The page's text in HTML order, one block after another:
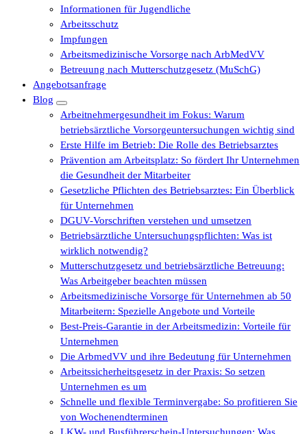
Informationen für Jugendliche
Arbeitsschutz
Impfungen
Arbeitsmedizinische Vorsorge nach ArbMedVV
Betreuung nach Mutterschutzgesetz (MuSchG)
Angebotsanfrage
Blog
Arbeitnehmergesundheit im Fokus: Warum
betriebsärztliche Vorsorgeuntersuchungen wichtig sind
Erste Hilfe im Betrieb: Die Rolle des Betriebsarztes
Prävention am Arbeitsplatz: So fördert Ihr Unternehmen
die Gesundheit der Mitarbeiter
Gesetzliche Pflichten des Betriebsarztes: Ein Überblick
für Unternehmen
DGUV-Vorschriften verstehen und umsetzen
Betriebsärztliche Untersuchungspflichten: Was ist
wirklich notwendig?
Mutterschutzgesetz und betriebsärztliche Betreuung:
Was Arbeitgeber beachten müssen
Arbeitsmedizinische Vorsorge für Unternehmen ab 50
Mitarbeitern: Spezielle Angebote und Vorteile
Best-Preis-Garantie in der Arbeitsmedizin: Vorteile für
Unternehmen
Die ArbmedVV und ihre Bedeutung für Unternehmen
Arbeitssicherheitsgesetz in der Praxis: So setzen
Unternehmen es um
Schnelle und flexible Terminvergabe: So profitieren Sie
von Wochenendterminen